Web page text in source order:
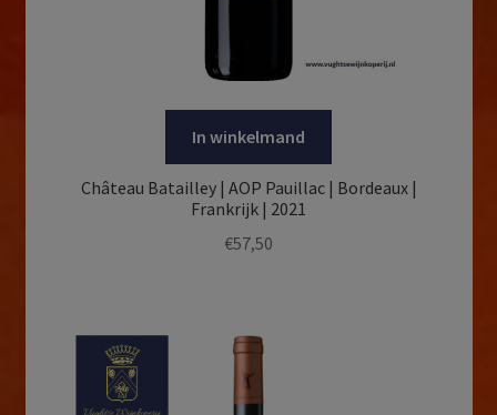
In winkelmand
Château Batailley | AOP Pauillac | Bordeaux |
Frankrijk | 2021
€57,50